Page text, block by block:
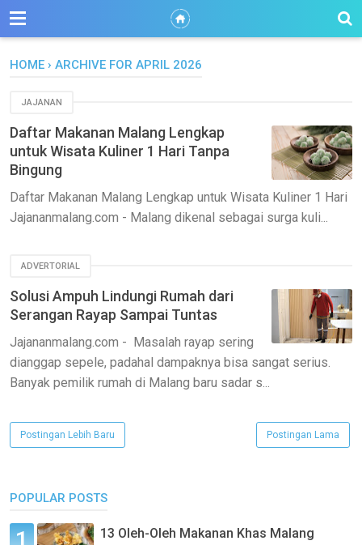
HOME › ARCHIVE FOR APRIL 2026
JAJANAN
Daftar Makanan Malang Lengkap
untuk Wisata Kuliner 1 Hari Tanpa
Bingung
Daftar Makanan Malang Lengkap untuk Wisata Kuliner 1 Hari
Jajananmalang.com - Malang dikenal sebagai surga kuli...
ADVERTORIAL
Solusi Ampuh Lindungi Rumah dari
Serangan Rayap Sampai Tuntas
Jajananmalang.com - Masalah rayap sering
dianggap sepele, padahal dampaknya bisa sangat serius.
Banyak pemilik rumah di Malang baru sadar s...
Postingan Lebih Baru Postingan Lama
POPULAR POSTS
13 Oleh-Oleh Makanan Khas Malang